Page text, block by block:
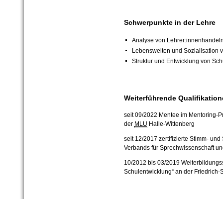
Schwerpunkte in der Lehre
Analyse von
Lebenswelten und Sozialisation
Struktur und Entwicklung von
Weiterführende
seit 09/2022 Mentee im Mentoring-
der MLU Halle-Wittenberg
seit 12/2017 zertifizierte Stimm-
Verbands für Sprechwissenschaft
10/2012 bis 03/2019
Schulentwicklung“ an der